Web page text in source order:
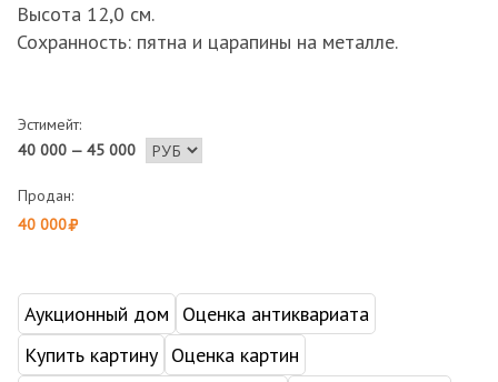
Высота 12,0 см.
Сохранность: пятна и царапины на металле.
Эстимейт:
40 000 — 45 000
Продан:
40 000
Аукционный дом
Оценка антиквариата
Купить картину Оценка картин